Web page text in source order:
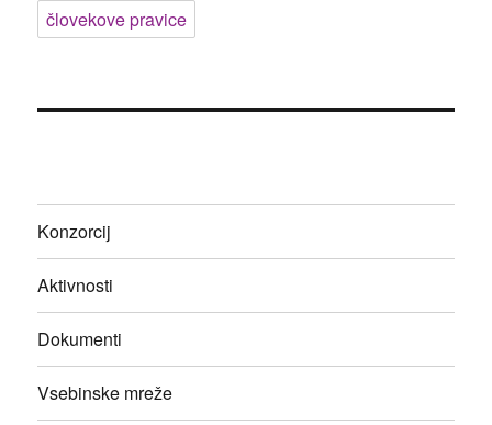
človekove pravice
Konzorcij
Aktivnosti
Dokumenti
Vsebinske mreže